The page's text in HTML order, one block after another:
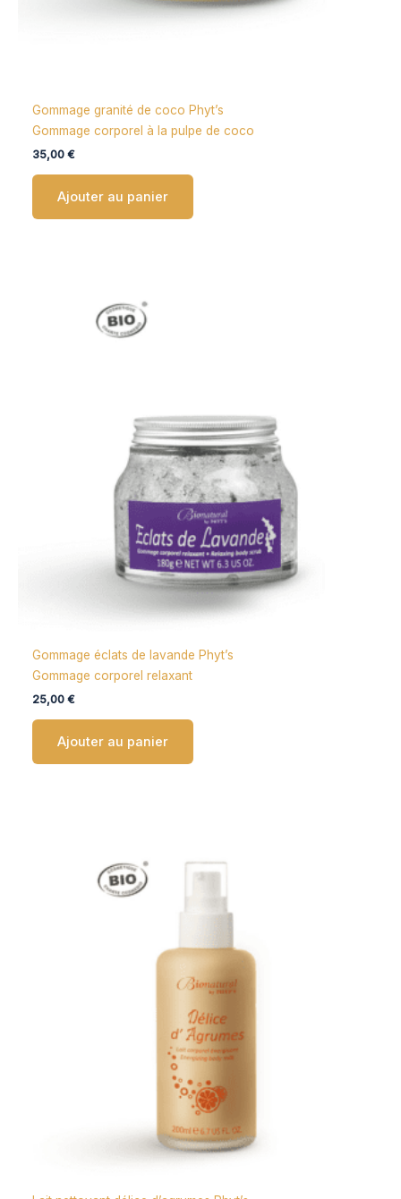
Gommage granité de coco Phyt’s
Gommage corporel à la pulpe de coco
35,00€
Ajouter au panier
Gommage éclats de lavande Phyt’s
Gommage corporel relaxant
25,00€
Ajouter au panier